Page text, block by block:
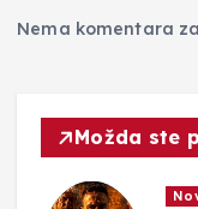
Nema komentara
Možda ste